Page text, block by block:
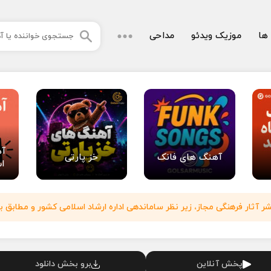
ها موزیک ویدئو مداحی
آهنگ های فانک خز پارتی
فرهنگی مجاز، زیر نظر ساماندهی اداره ارشاد اسلامی کشور و مطابق
پخش آنلاین برو بخش دانلود